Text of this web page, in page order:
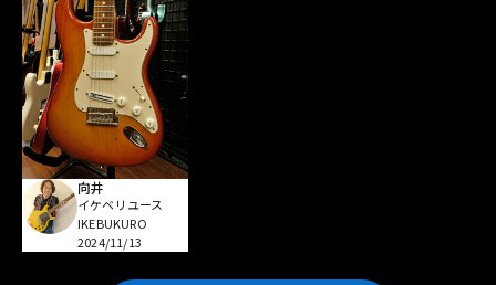
向井
イケベリユース
IKEBUKURO
2024/11/13